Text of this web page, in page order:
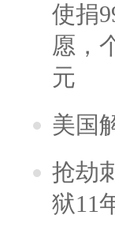
使捐
愿，
元
美国
抢劫
狱11